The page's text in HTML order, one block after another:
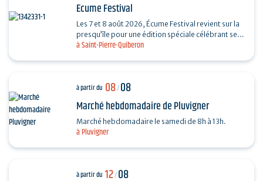
à Saint-Pierre-Quiberon
Ecume Festival
Les 7 et 8 août 2026, Écume Festival revient sur la
presqu’île pour une édition spéciale célébrant ses
5 ans. En seulement quelques années,…
à Pluvigner
à partir du 08/08
Marché hebdomadaire de Pluvigner
Marché hebdomadaire le samedi de 8h à 13h.
à partir du 12/08